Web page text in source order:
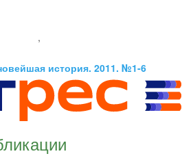
,
история. 2011. №1-6